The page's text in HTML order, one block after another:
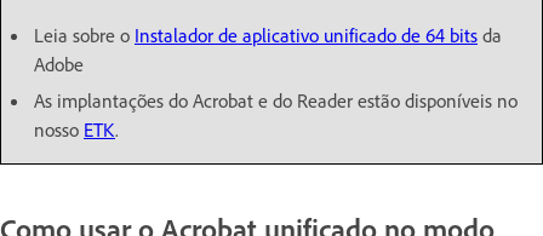
Leia sobre o Instalador de aplicativo unificado de 64 bits da
Adobe
As implantações do Acrobat e do Reader estão disponíveis no
nosso ETK.
Como usar o Acrobat unificado no modo